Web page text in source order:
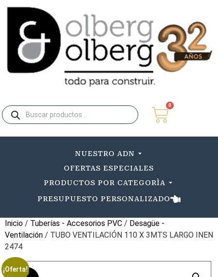
0
NUESTRO ADN
OFERTAS ESPECIALES
PRODUCTOS POR CATEGORÌA
PRESUPUESTO PERSONALIZADO
Inicio / Tuberías - Accesorios PVC / Desagüe -
Ventilación / TUBO VENTILACIÓN 110 X 3MTS LARGO INEN
2474
¡Oferta!